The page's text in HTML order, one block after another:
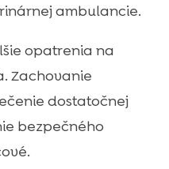
ambulancie.
opatrenia na
Zachovanie
dostatočnej
bezpečného